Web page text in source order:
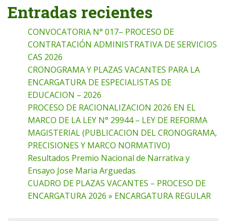
Entradas recientes
CONVOCATORIA N° 017– PROCESO DE
CONTRATACIÓN ADMINISTRATIVA DE SERVICIOS
CAS 2026
CRONOGRAMA Y PLAZAS VACANTES PARA LA
ENCARGATURA DE ESPECIALISTAS DE
EDUCACION – 2026
PROCESO DE RACIONALIZACION 2026 EN EL
MARCO DE LA LEY N° 29944 – LEY DE REFORMA
MAGISTERIAL (PUBLICACION DEL CRONOGRAMA,
PRECISIONES Y MARCO NORMATIVO)
Resultados Premio Nacional de Narrativa y
Ensayo Jose Maria Arguedas
CUADRO DE PLAZAS VACANTES – PROCESO DE
ENCARGATURA 2026 » ENCARGATURA REGULAR